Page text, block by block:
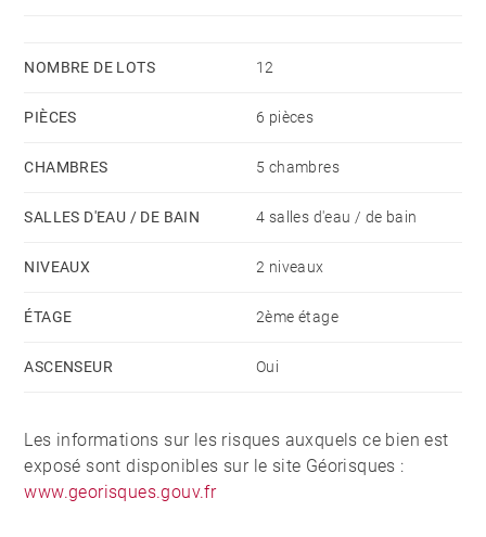
Deux caves, deux locaux à skis et deux places de
parking complètent ce bien d’exception, idéal comme
de gamme.
NOMBRE DE LOTS 12
PIÈCES 6 pièces
CHAMBRES 5 chambres
SALLES D'EAU / DE BAIN 4 salles d'eau / de bain
NIVEAUX 2 niveaux
ÉTAGE 2ème étage
ASCENSEUR Oui
Les informations sur les risques auxquels ce bien est
exposé sont disponibles sur le site Géorisques :
www.georisques.gouv.fr